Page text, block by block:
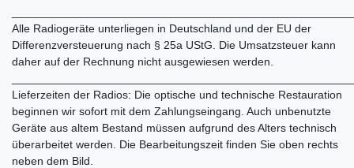
Alle Radiogeräte unterliegen in Deutschland und der EU der
Differenzversteuerung nach § 25a UStG. Die Umsatzsteuer kann
daher auf der Rechnung nicht ausgewiesen werden.
Lieferzeiten der Radios: Die optische und technische Restauration
beginnen wir sofort mit dem Zahlungseingang. Auch unbenutzte
Geräte aus altem Bestand müssen aufgrund des Alters technisch
überarbeitet werden. Die Bearbeitungszeit finden Sie oben rechts
neben dem Bild.